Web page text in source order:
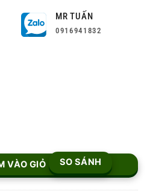
MR TUẤN
0916941832
VÀO GIỎ SO SÁNH